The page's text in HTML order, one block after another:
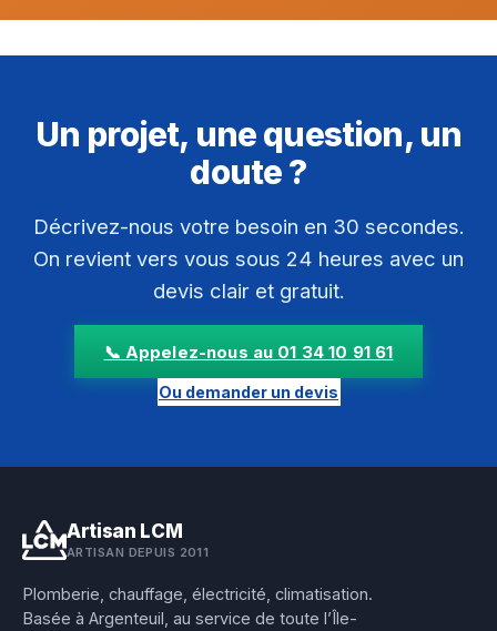
Un projet, une question, un
doute ?
Décrivez-nous votre besoin en 30 secondes.
On revient vers vous sous 24 heures avec un
devis clair et gratuit.
📞 Appelez-nous au 01 34 10 91 61
Ou demander un devis
Artisan LCM
ARTISAN DEPUIS 2011
Plomberie, chauffage, électricité, climatisation.
Basée à Argenteuil, au service de toute l’Île-